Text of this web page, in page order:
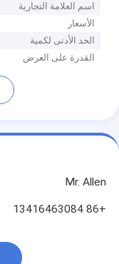
اسم العلامة التجارية
الأسعار
الحد الأدنى لكمية
القدرة على العرض
Mr. Allen
+86 13416463084